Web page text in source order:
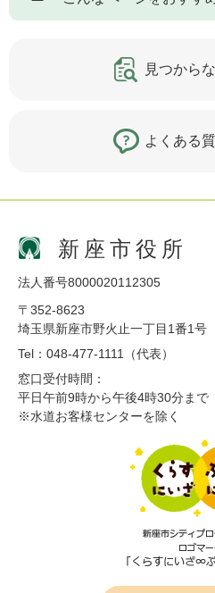
見つから
よくある
新座市役所
法人番号8000020112305
〒352-8623
埼玉県新座市野火止一丁目1番1号
Tel：048-477-1111（代表）
窓口受付時間：
平日午前9時から午後4時30分まで
※水道お客様センターを除く